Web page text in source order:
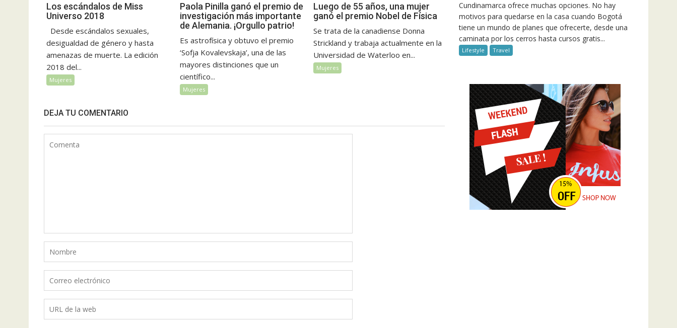
Los escándalos de Miss
Universo 2018
Desde escándalos sexuales,
desigualdad de género y hasta
amenazas de muerte. La edición
2018 del...
Mujeres
Paola Pinilla ganó el premio de
investigación más importante
de Alemania. ¡Orgullo patrio!
Es astrofísica y obtuvo el premio
‘Sofja Kovalevskaja’, una de las
mayores distinciones que un
científico...
Mujeres
Luego de 55 años, una mujer
ganó el premio Nobel de Física
Se trata de la canadiense Donna
Strickland y trabaja actualmente en la
Universidad de Waterloo en...
Mujeres
DEJA TU COMENTARIO
Cundinamarca ofrece muchas opciones. No hay
motivos para quedarse en la casa cuando Bogotá
tiene un mundo de planes que ofrecerte, desde una
caminata por los cerros hasta cursos gratis...
Lifestyle Travel